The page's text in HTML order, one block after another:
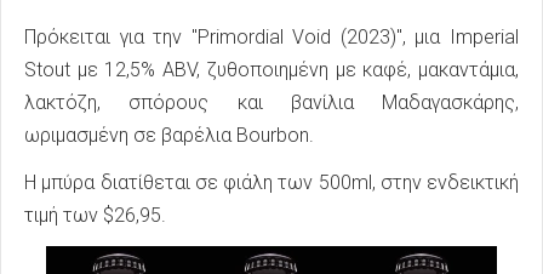
Πρόκειται για την "Primordial Void (2023)", μια Imperial
Stout με 12,5% ABV, ζυθοποιημένη με καφέ, μακαντάμια,
λακτόζη, σπόρους και βανίλια Μαδαγασκάρης,
ωριμασμένη σε βαρέλια Bourbon.
Η μπύρα διατίθεται σε φιάλη των 500ml, στην ενδεικτική
τιμή των $26,95.